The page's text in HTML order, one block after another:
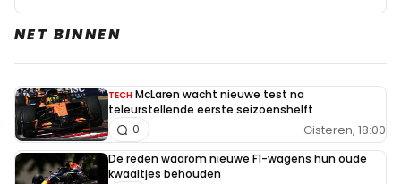
NET BINNEN
TECH McLaren wacht nieuwe test na
teleurstellende eerste seizoenshelft
Gisteren, 18:00
0
De reden waarom nieuwe F1-wagens hun oude
kwaaltjes behouden